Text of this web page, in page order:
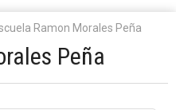
Ramon Morales Peña
Peña